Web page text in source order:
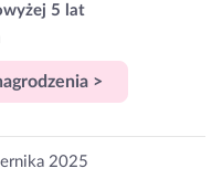
5 lat
>
2025